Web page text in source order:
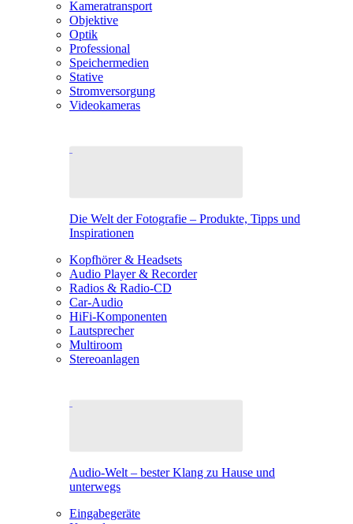
Kameratransport
Objektive
Optik
Professional
Speichermedien
Stative
Stromversorgung
Videokameras
Die Welt der Fotografie – Produkte, Tipps und
Inspirationen
Kopfhörer & Headsets
Audio Player & Recorder
Radios & Radio-CD
Car-Audio
HiFi-Komponenten
Lautsprecher
Multiroom
Stereoanlagen
Audio-Welt – bester Klang zu Hause und
unterwegs
Eingabegeräte